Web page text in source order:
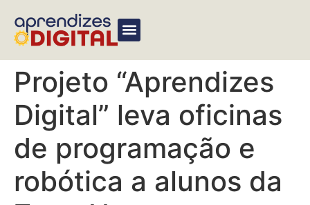
Projeto “Aprendizes
Digital” leva oficinas
de programação e
robótica a alunos da